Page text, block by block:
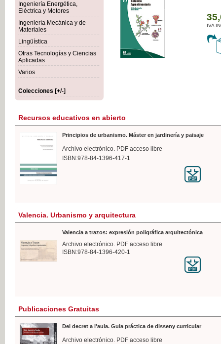
Ingeniería Energética,
Eléctrica y Motores
Ingeniería Mecánica y de
Materiales
Lingüística
Otras Tecnologías y Ciencias
Aplicadas
Varios
Colecciones [+/-]
IVA
Recursos educativos en abierto
Principios de urbanismo. Máster en jardinería y paisaje
Archivo electrónico. PDF acceso libre
ISBN:978-84-1396-417-1
Valencia. Urbanismo y arquitectura
Valencia a trazos: expresión poligráfica arquitectónica
Archivo electrónico. PDF acceso libre
ISBN:978-84-1396-420-1
Publicaciones Gratuitas
Del decret a l'aula. Guia práctica de disseny curricular
Archivo electrónico. PDF acceso libre